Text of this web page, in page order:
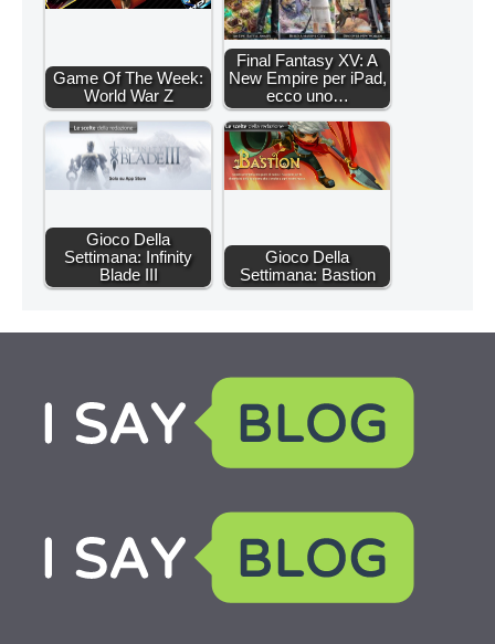
Game Of The Week:
World War Z
Final Fantasy XV: A
New Empire per iPad,
ecco uno…
Gioco Della
Settimana: Infinity
Blade III
Gioco Della
Settimana: Bastion